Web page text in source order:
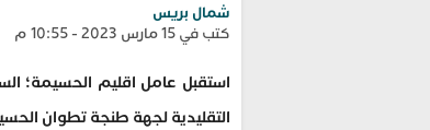
شمال بريس
كتب في 15 مارس 2023 - 10:55 م
التقليدية لجهة طنجة تطوان